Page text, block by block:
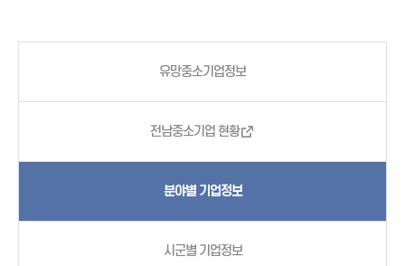
유망중소기업정보
전남중소기업 현황
분야별 기업정보
시군별 기업정보